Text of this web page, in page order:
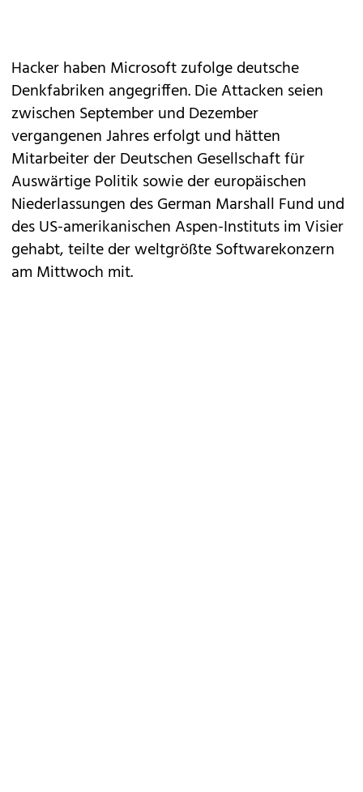
Hacker haben Microsoftzufolge deutsche
Denkfabriken angegriffen. Die Attacken seien
zwischen September und Dezember
vergangenen Jahres erfolgt und hätten
Mitarbeiter der Deutschen Gesellschaft für
Auswärtige Politik sowie der europäischen
Niederlassungen des German Marshall Fund und
des US-amerikanischen Aspen-Instituts im Visier
gehabt, teilte der weltgrößte Softwarekonzern
am Mittwoch mit.